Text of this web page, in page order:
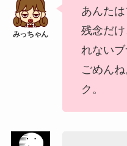
あんたは
残念だ
れないブ
ごめん
ク。